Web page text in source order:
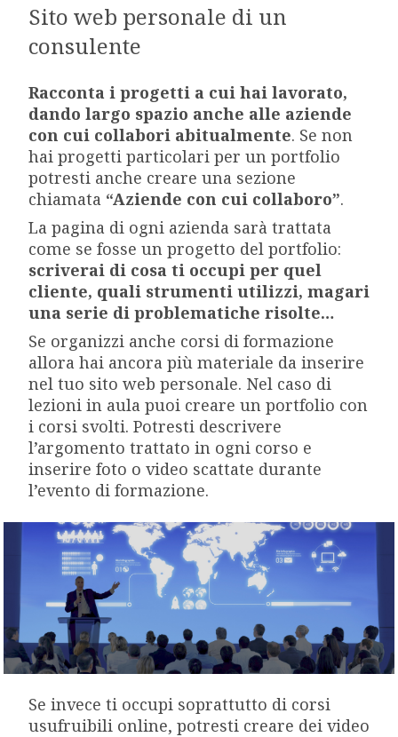
Sito web personale di un
consulente
Racconta i progetti a cui hai lavorato,
dando largo spazio anche alle aziende
con cui collabori abitualmente. Se non
hai progetti particolari per un portfolio
potresti anche creare una sezione
chiamata “Aziende con cui collaboro”.
La pagina di ogni azienda sarà trattata
come se fosse un progetto del portfolio:
scriverai di cosa ti occupi per quel
cliente, quali strumenti utilizzi, magari
una serie di problematiche risolte…
Se organizzi anche corsi di formazione
allora hai ancora più materiale da inserire
nel tuo sito web personale. Nel caso di
lezioni in aula puoi creare un portfolio con
i corsi svolti. Potresti descrivere
l’argomento trattato in ogni corso e
inserire foto o video scattate durante
l’evento di formazione.
Se invece ti occupi soprattutto di corsi
usufruibili online, potresti creare dei video